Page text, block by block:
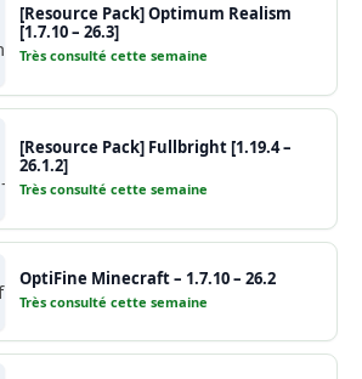
[Resource Pack] Optimum Realism
[1.7.10 – 26.3]
Très consulté cette semaine
[Resource Pack] Fullbright [1.19.4 –
26.1.2]
Très consulté cette semaine
OptiFine Minecraft – 1.7.10 – 26.2
Très consulté cette semaine